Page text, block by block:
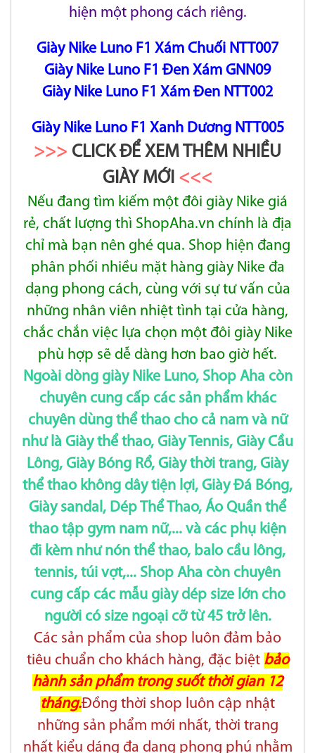
hiện một phong cách riêng.
Giày Nike Luno F1 Xám Chuối NTT007
Giày Nike Luno F1 Đen Xám GNN09
Giày Nike Luno F1 Xám Đen NTT002
Giày Nike Luno F1 Xanh Dương NTT005
>>> CLICK ĐỂ XEM THÊM NHIỀU
GIÀY MỚI <<<
Nếu đang tìm kiếm một đôi giày Nike giá
rẻ, chất lượng thì ShopAha.vn chính là địa
chỉ mà bạn nên ghé qua. Shop hiện đang
phân phối nhiều mặt hàng giày Nike đa
dạng phong cách, cùng với sự tư vấn của
những nhân viên nhiệt tình tại cửa hàng,
chắc chắn việc lựa chọn một đôi giày Nike
phù hợp sẽ dễ dàng hơn bao giờ hết.
Ngoài dòng giày Nike Luno, Shop Aha còn
chuyên cung cấp các sản phẩm khác
chuyên dùng thể thao cho cả nam và nữ
như là Giày thể thao, Giày Tennis, Giày Cầu
Lông, Giày Bóng Rổ, Giày thời trang, Giày
thể thao không dây tiện lợi, Giày Đá Bóng,
Giày sandal, Dép Thể Thao, Áo Quần thể
thao tập gym nam nữ,... và các phụ kiện
đi kèm như nón thể thao, balo cầu lông,
tennis, túi vợt,... Shop Aha còn chuyên
cung cấp các mẫu giày dép size lớn cho
người có size ngoại cỡ từ 45 trở lên.
Các sản phẩm của shop luôn đảm bảo
tiêu chuẩn cho khách hàng, đặc biệt bảo
hành sản phẩm trong suốt thời gian 12
tháng.Đồng thời shop luôn cập nhật
những sản phẩm mới nhất, thời trang
nhất kiểu dáng đa dạng phong phú nhằm